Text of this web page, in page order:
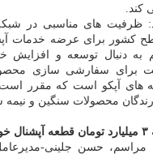
کند.
ظرفیت های مناسبی در
کشور برای عرضه خدمات
دنبال توسعه و افزایش
برای سفارشی سازی
های آپکو است که مقرر
محصولات سنگین و
مراسم، حسن جلینی-